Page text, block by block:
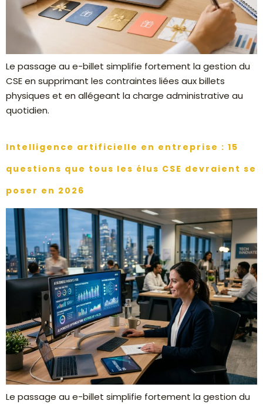
Le passage au e-billet simplifie fortement la gestion du
CSE en supprimant les contraintes liées aux billets
physiques et en allégeant la charge administrative au
quotidien.
Intelligence artificielle en entreprise : 15
questions que tous les élus CSE devraient se
poser en 2026
Le passage au e-billet simplifie fortement la gestion du